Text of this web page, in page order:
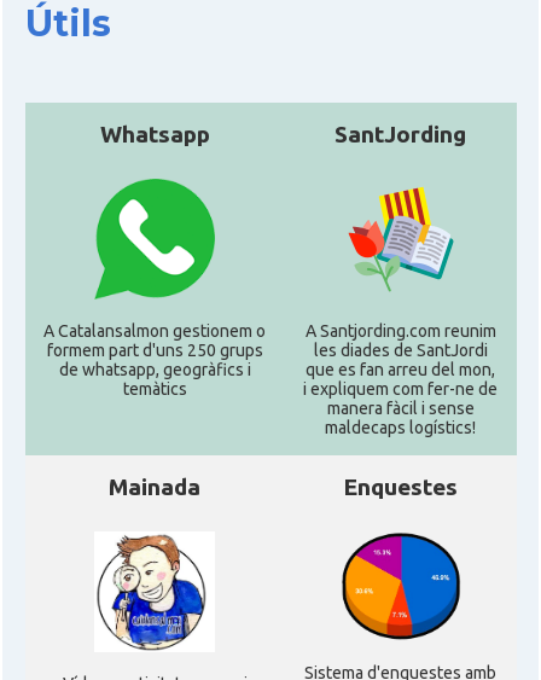
Útils
Whatsapp
A Catalansalmon gestionem o
formem part d'uns 250 grups
de whatsapp, geogràfics i
temàtics
SantJording
A Santjording.com reunim
les diades de SantJordi
que es fan arreu del mon,
i expliquem com fer-ne de
manera fàcil i sense
maldecaps logí­stics!
Mainada Enquestes
Sistema d'enquestes amb